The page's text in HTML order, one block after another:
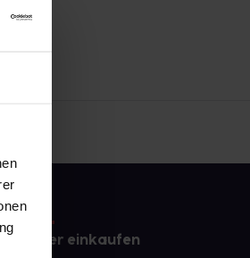
Sicher einkaufen